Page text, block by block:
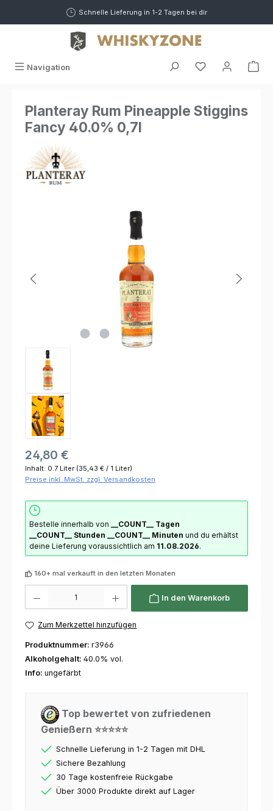
Schnelle Lieferung in 1-2 Tagen bei dir
Navigation
Planteray Rum Pineapple Stiggins
Fancy 40.0% 0,7l
24,80 €
Inhalt: 0.7 Liter (35,43 € / 1 Liter)
Preise inkl. MwSt. zzgl. Versandkosten
Bestelle innerhalb von
__COUNT__ Tagen
__COUNT__ Stunden
__COUNT__ Minuten und du erhältst
deine Lieferung voraussichtlich am 11.08.2026.
160+ mal verkauft in den letzten Monaten
In den Warenkorb
Zum Merkzettel hinzufügen
Produktnummer: r3966
Alkoholgehalt: 40.0% vol.
Info: ungefärbt
Top bewertet von zufriedenen
Genießern ⭐⭐⭐⭐⭐
Schnelle Lieferung in 1-2 Tagen mit DHL
Sichere Bezahlung
30 Tage kostenfreie Rückgabe
Über 3000 Produkte direkt auf Lager